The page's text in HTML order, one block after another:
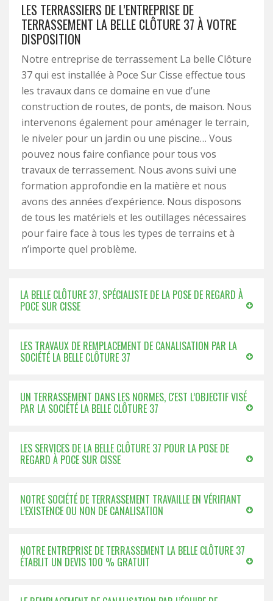
LES TERRASSIERS DE L’ENTREPRISE DE
TERRASSEMENT LA BELLE CLÔTURE 37 À VOTRE
DISPOSITION
Notre entreprise de terrassement La belle Clôture
37 qui est installée à Poce Sur Cisse effectue tous
les travaux dans ce domaine en vue d’une
construction de routes, de ponts, de maison. Nous
intervenons également pour aménager le terrain,
le niveler pour un jardin ou une piscine… Vous
pouvez nous faire confiance pour tous vos
travaux de terrassement. Nous avons suivi une
formation approfondie en la matière et nous
avons des années d’expérience. Nous disposons
de tous les matériels et les outillages nécessaires
pour faire face à tous les types de terrains et à
n’importe quel problème.
LA BELLE CLÔTURE 37, SPÉCIALISTE DE LA POSE DE REGARD À
POCE SUR CISSE
LES TRAVAUX DE REMPLACEMENT DE CANALISATION PAR LA
SOCIÉTÉ LA BELLE CLÔTURE 37
UN TERRASSEMENT DANS LES NORMES, C'EST L’OBJECTIF VISÉ
PAR LA SOCIÉTÉ LA BELLE CLÔTURE 37
LES SERVICES DE LA BELLE CLÔTURE 37 POUR LA POSE DE
REGARD À POCE SUR CISSE
NOTRE SOCIÉTÉ DE TERRASSEMENT TRAVAILLE EN VÉRIFIANT
L’EXISTENCE OU NON DE CANALISATION
NOTRE ENTREPRISE DE TERRASSEMENT LA BELLE CLÔTURE 37
ÉTABLIT UN DEVIS 100 % GRATUIT